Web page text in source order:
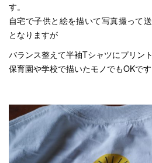
す。
自宅で子供と絵を描いて写真撮って
となりますが
バランス整えて半袖Tシャツにプリント
保育園や学校で描いたモノでもOKです